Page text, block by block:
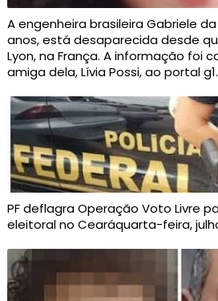
A engenheira brasileira Gabriele
anos, está desaparecida desde
Lyon, na França. A informação foi
amiga dela, Lívia Possi, ao portal g1.
PF deflagra Operação Voto Livre
eleitoral no Cearáquarta-feira,